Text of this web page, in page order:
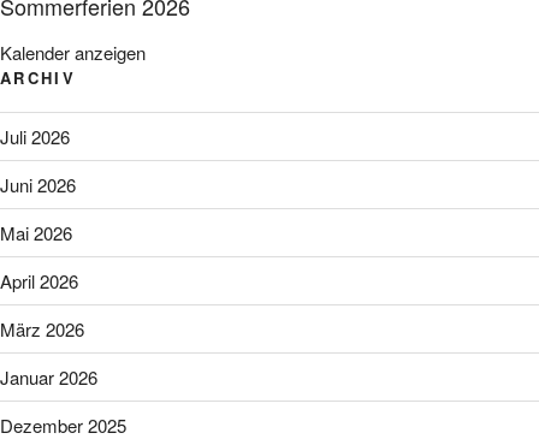
Kalender anzeigen
ARCHIV
Juli 2026
Juni 2026
Mai 2026
April 2026
März 2026
Januar 2026
Dezember 2025